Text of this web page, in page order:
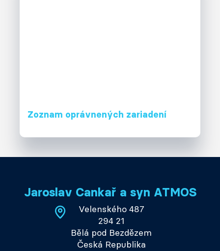
Zoznam oprávnených zariadení
Jaroslav Cankař a syn ATMOS
Velenského 487
294 21
Bělá pod Bezdězem
Česká Republika